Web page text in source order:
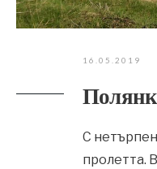
16.05.2019
С
пролетта.